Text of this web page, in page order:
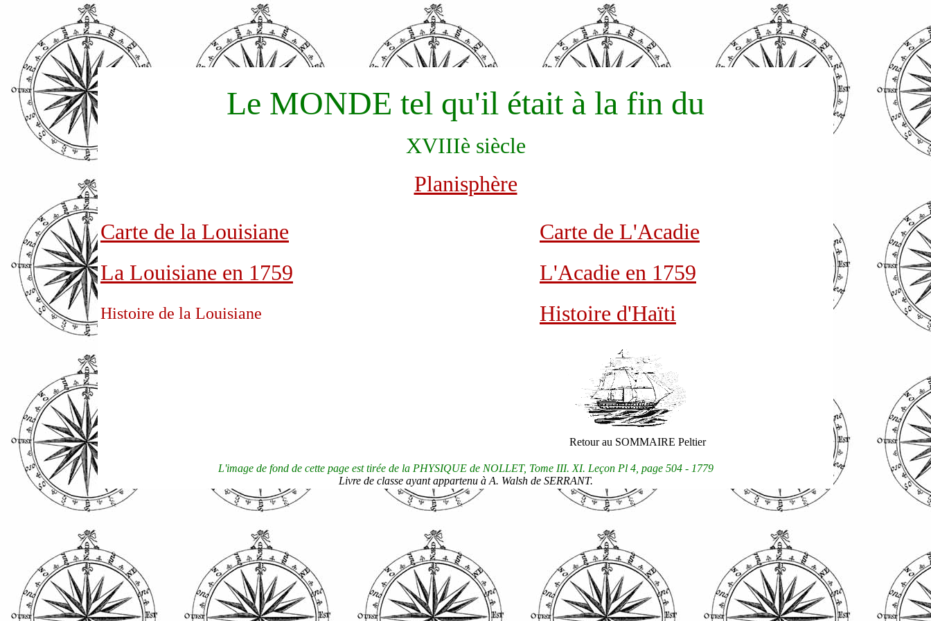
<
Le MONDE tel qu'il était à la fin du
XVIIIè siècle
Planisphère
Carte de la Louisiane
Carte de L'Acadie
La Louisiane en 1759
L'Acadie en 1759
Histoire de la Louisiane Histoire d'Haïti
Retour au SOMMAIRE Peltier
L'image de fond de cette page est tirée de la PHYSIQUE de NOLLET, Tome III. XI. Leçon Pl 4, page 504 - 1779
Livre de classe ayant appartenu à A. Walsh de SERRANT.